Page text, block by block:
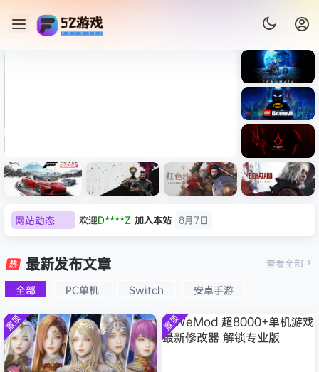
Light ）免安装中文版
《识质存
在/PRAG
MATA》
免安装中
文版
《乐高蝙
蝠侠：黑
暗骑士之
Dark
Creed
拟机
速：地平
线
6（Forza
Horizon
6）免安装
中文版
心/Atomi
c
Heart》
文版
n Desert
HYPERVI
SOR）免
安装中文
版
9：安魂
Requiem
）免安装
中文版
网站动态 欢迎D****Z 加入本站 8月7日
e******i
欢迎Q*H
欢迎e******i 加入本站
8月6日
欢迎普洱 加入本站 8月6日
欢迎0**3 加入本站
8月6日
欢迎c***s 加入本站
最新发布文章
全部 PC单机 Switch 安卓手游
查看全部
置顶 置顶